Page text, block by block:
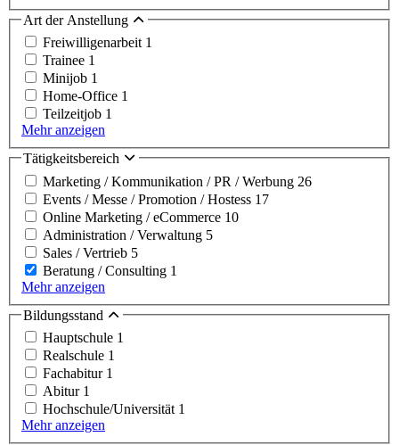
Art der Anstellung
Freiwilligenarbeit 1
Trainee 1
Minijob 1
Home-Office 1
Teilzeitjob 1
Mehr anzeigen
Tätigkeitsbereich
Marketing / Kommunikation / PR / Werbung 26
Events / Messe / Promotion / Hostess 17
Online Marketing / eCommerce 10
Administration / Verwaltung 5
Sales / Vertrieb 5
Beratung / Consulting 1
Mehr anzeigen
Bildungsstand
Hauptschule 1
Realschule 1
Fachabitur 1
Abitur 1
Hochschule/Universität 1
Mehr anzeigen